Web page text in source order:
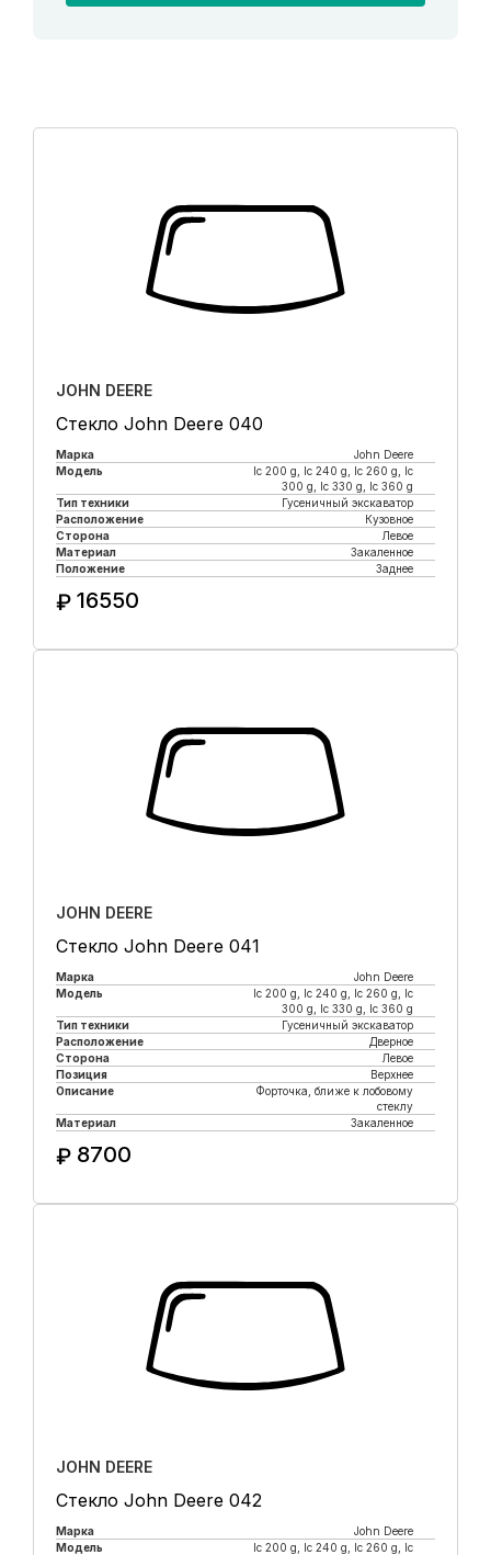
JOHN DEERE
Стекло John Deere 040
Марка
John Deere
Модель
lc 200 g, lc 240 g, lc 260 g, lc
300 g, lc 330 g, lc 360 g
Тип техники
Гусеничный экскаватор
Расположение
Кузовное
Сторона
Левое
Материал
Закаленное
Положение
Заднее
₽ 16550
JOHN DEERE
Стекло John Deere 041
Марка
John Deere
Модель
lc 200 g, lc 240 g, lc 260 g, lc
300 g, lc 330 g, lc 360 g
Тип техники
Гусеничный экскаватор
Расположение
Дверное
Сторона
Левое
Позиция
Верхнее
Описание
Форточка, ближе к лобовому
стеклу
Материал
Закаленное
₽ 8700
JOHN DEERE
Стекло John Deere 042
Марка
John Deere
Модель
lc 200 g, lc 240 g, lc 260 g, lc